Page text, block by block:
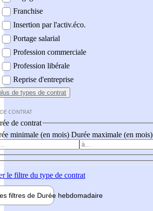
Franchise
Insertion par l'activ.éco.
Portage salarial
Profession commerciale
Profession libérale
Reprise d'entreprise
de types de contrat
CONTRAT
de contrat
minimale (en mois) Durée maximale (en mois)
le filtre du type de contrat
filtres de Durée hebdomadaire